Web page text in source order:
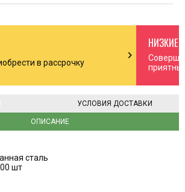
в рассрочку chevron_right
НИЗКИЕ
ОПИСАНИЕ
УСЛОВИЯ ДОСТАВКИ
сталь
шт